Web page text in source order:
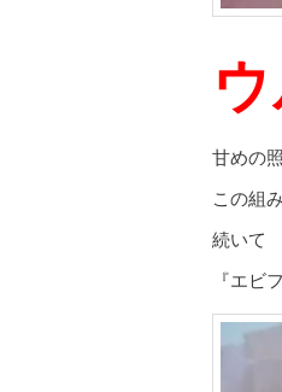
甘めの
この組
続いて
『エ